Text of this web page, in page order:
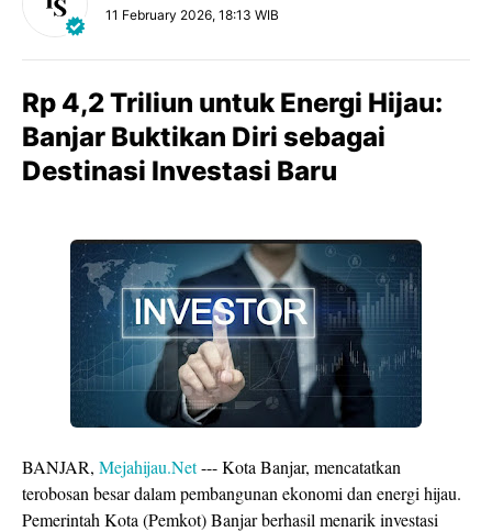
11 February 2026, 18:13 WIB
Rp 4,2 Triliun untuk Energi Hijau:
Banjar Buktikan Diri sebagai
Destinasi Investasi Baru
BANJAR, Mejahijau.Net--- Kota Banjar, mencatatkan
terobosan besar dalam pembangunan ekonomi dan energi hijau.
Pemerintah Kota (Pemkot) Banjar berhasil menarik investasi